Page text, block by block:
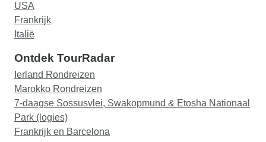
USA
Frankrijk
Italië
Ontdek TourRadar
Ierland Rondreizen
Marokko Rondreizen
7-daagse Sossusvlei, Swakopmund & Etosha Nationaal
Park (logies)
Frankrijk en Barcelona